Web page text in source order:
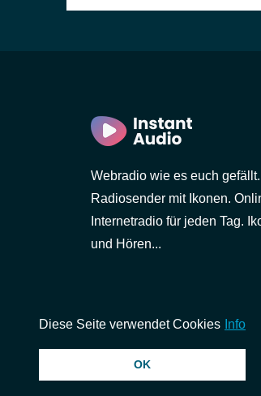
Webradio wie es euch
Radiosender mit Ikonen.
Internetradio für jeden Tag.
und Hören...
© 2026 InstantAudio. Alle Rechte
Diese Seite verwendet Cookies Info
OK